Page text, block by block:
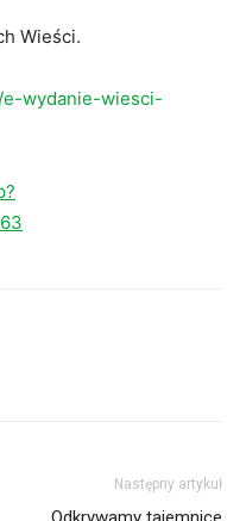
Wieści.
e-wydanie-wiesci-
Następny artykuł